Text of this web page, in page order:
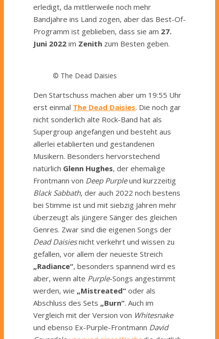
erledigt, da mittlerweile noch mehr
Bandjahre ins Land zogen, aber das Best-Of-
Programm ist geblieben, dass sie am 27.
Juni 2022 im Zenith zum Besten geben.
© The Dead Daisies
Den Startschuss machen aber um 19:55 Uhr
erst einmal The Dead Daisies. Die noch gar
nicht sonderlich alte Rock-Band hat als
Supergroup angefangen und besteht aus
allerlei etablierten und gestandenen
Musikern. Besonders hervorstechend
natürlich Glenn Hughes, der ehemalige
Frontmann von Deep Purpleund kurzzeitig
Black Sabbath, der auch 2022 noch bestens
bei Stimme ist und mit siebzig Jahren mehr
überzeugt als jüngere Sänger des gleichen
Genres. Zwar sind die eigenen Songs der
Dead Daisiesnicht verkehrt und wissen zu
gefallen, vor allem der neueste Streich
„Radiance“, besonders spannend wird es
aber, wenn alte Purple-Songs angestimmt
werden, wie „Mistreated“ oder als
Abschluss des Sets „Burn“. Auch im
Vergleich mit der Version von Whitesnake
und ebenso Ex-Purple-Frontmann David